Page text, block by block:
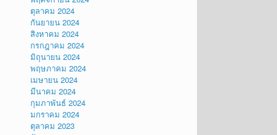
ตุลาคม 2024
กันยายน 2024
สิงหาคม 2024
กรกฎาคม 2024
มิถุนายน 2024
พฤษภาคม 2024
เมษายน 2024
มีนาคม 2024
กุมภาพันธ์ 2024
มกราคม 2024
ตุลาคม 2023